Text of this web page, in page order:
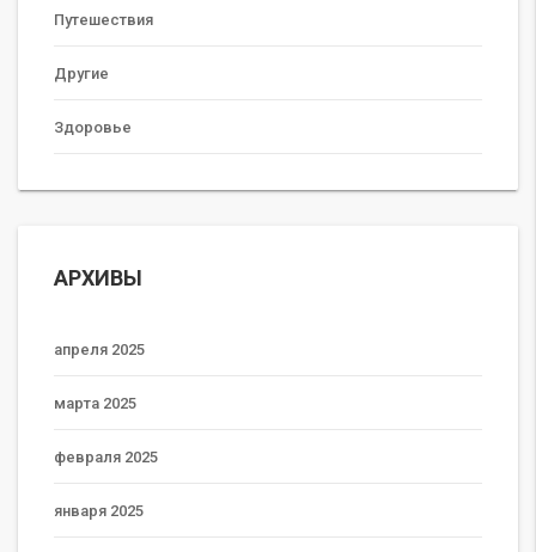
Путешествия
Другие
Здоровье
АРХИВЫ
апреля 2025
марта 2025
февраля 2025
января 2025